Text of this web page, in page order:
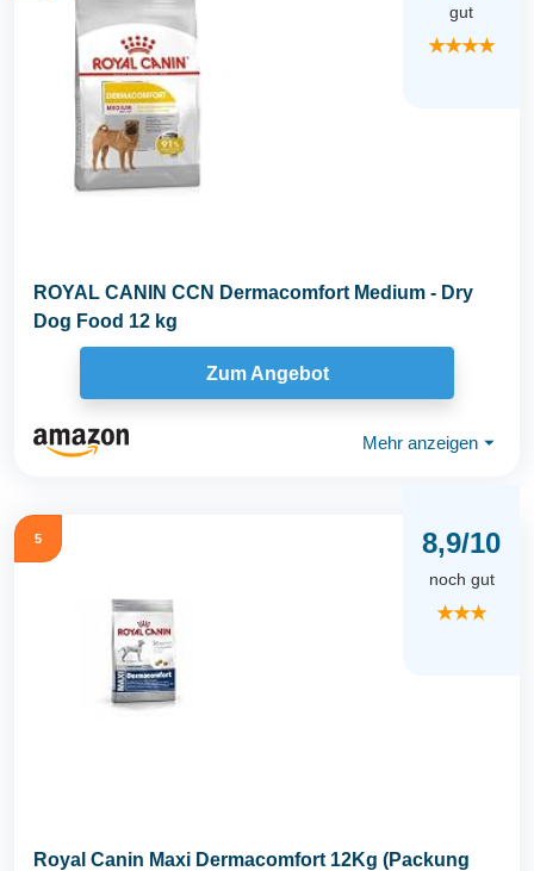
gut
★★★★
ROYAL CANIN CCN Dermacomfort Medium - Dry
Dog Food 12 kg
Zum Angebot
Mehr anzeigen ⏷
5 8,9/10
noch gut
★★★
Royal Canin Maxi Dermacomfort 12Kg (Packung